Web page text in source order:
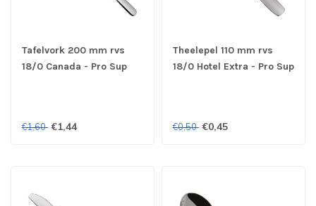
Tafelvork 200 mm rvs
18/0 Canada - Pro Sup
€1,60 €1,44
Theelepel 110 mm rvs
18/0 Hotel Extra - Pro Sup
€0,50 €0,45